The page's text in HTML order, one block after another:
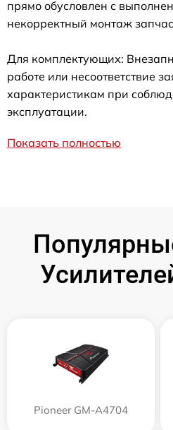
прямо обусловлен с
некорректный монтаж
Для комплектующих:
работе или несоответствие
характеристикам при
эксплуатации.
Показать полностью
Pioneer GM-A4704